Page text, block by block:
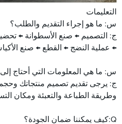
التعليمات
س: ما هو إجراء التقديم والطلب؟
ج: التصميم ← صنع الأسطوانة ←
← عملية النضج ← القطع ← صنع
س: ما هي المعلومات التي أحتاج
ج: يرجى تقديم تصميم منتجاتك
وطريقة الطباعة والتعبئة ومكان
Q: كيف يمكننا ضمان الجودة؟